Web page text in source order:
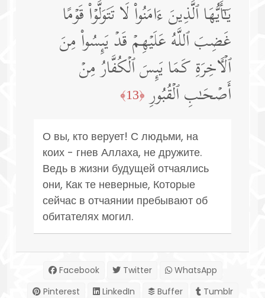
یَـٰۤأَیُّهَا ٱلَّذِینَ ءَامَنُوا۟ لَا تَتَوَلَّوۡا۟ قَوۡمًا
غَضِبَ ٱللَّهُ عَلَیۡهِمۡ قَدۡ یَىِٕسُوا۟ مِنَ
ٱلۡـَٔاخِرَةِ كَمَا یَىِٕسَ ٱلۡكُفَّارُ مِنۡ
أَصۡحَـٰبِ ٱلۡقُبُورِ ﴿13﴾
О вы, кто верует! С людьми, на
коих - гнев Аллаха, не дружите.
Ведь в жизни будущей отчаялись
они, Как те неверные, Которые
сейчас в отчаянии пребывают об
обитателях могил.
Facebook Twitter
WhatsApp
Pinterest
LinkedIn Buffer
Tumblr